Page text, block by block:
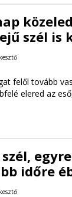
szél
felől tovább
elered az
egyre
időre